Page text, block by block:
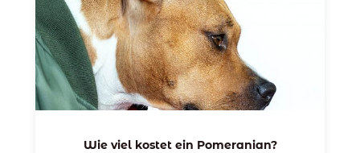
Wie viel kostet ein Pomeranian?